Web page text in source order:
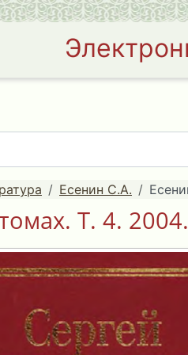
Есенин С.А.
Т. 4. 2004.